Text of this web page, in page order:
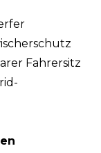
Fahrersitz